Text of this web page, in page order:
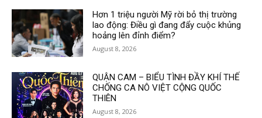
Hơn 1 triệu người Mỹ rời bỏ thị trường
lao động: Điều gì đang đẩy cuộc khủng
hoảng lên đỉnh điểm?
August 8, 2026
QUẬN CAM – BIỂU TÌNH ĐẦY KHÍ THẾ
CHỐNG CA NÔ VIỆT CỘNG QUỐC
THIÊN
August 8, 2026